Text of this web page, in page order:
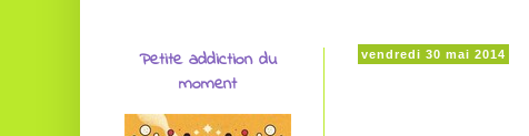
vendredi 30 mai 2014
Petite addiction du
moment